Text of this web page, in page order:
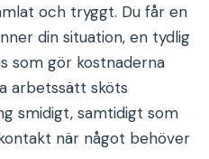
och tryggt. Du får en
din situation, en tydlig
som gör kostnaderna
arbetssätt sköts
smidigt, samtidigt som
när något behöver